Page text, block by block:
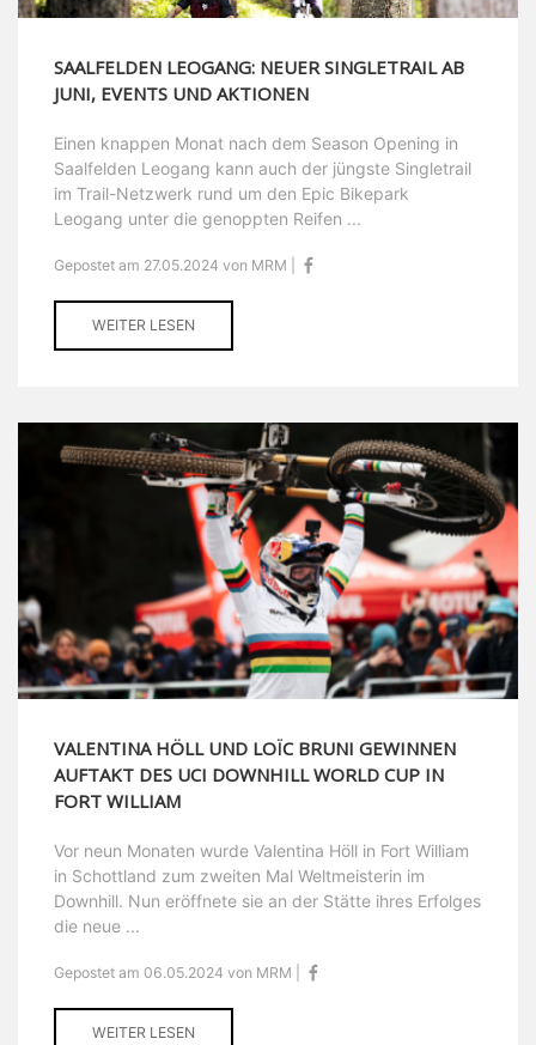
SAALFELDEN LEOGANG: NEUER SINGLETRAIL AB
JUNI, EVENTS UND AKTIONEN
Einen knappen Monat nach dem Season Opening in
Saalfelden Leogang kann auch der jüngste Singletrail
im Trail-Netzwerk rund um den Epic Bikepark
Leogang unter die genoppten Reifen ...
Gepostet am 27.05.2024 von MRM |
WEITER LESEN
VALENTINA HÖLL UND LOÏC BRUNI GEWINNEN
AUFTAKT DES UCI DOWNHILL WORLD CUP IN
FORT WILLIAM
Vor neun Monaten wurde Valentina Höll in Fort William
in Schottland zum zweiten Mal Weltmeisterin im
Downhill. Nun eröffnete sie an der Stätte ihres Erfolges
die neue ...
Gepostet am 06.05.2024 von MRM |
WEITER LESEN